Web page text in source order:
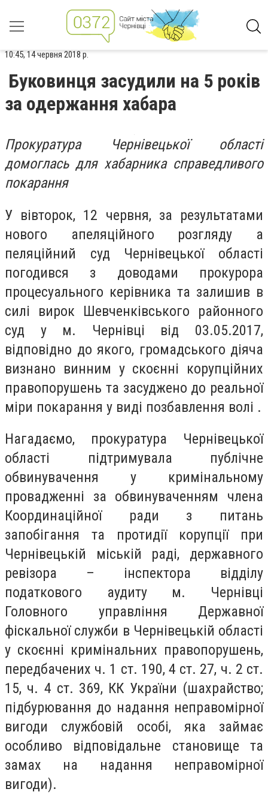
10:45, 14 червня 2018 р.
Буковинця засудили на 5 років
за одержання хабара
Прокуратура Чернівецької області
домоглась для хабарника справедливого
покарання
У вівторок, 12 червня, за результатами
нового апеляційного розгляду а
пеляційний суд Чернівецької області
погодився з доводами прокурора
процесуального керівника та залишив в
силі вирок Шевченківського районного
суд у м. Чернівці від 03.05.2017,
відповідно до якого, громадського діяча
визнано винним у скоєнні корупційних
правопорушень та засуджено до реальної
міри покарання у виді позбавлення волі .
Нагадаємо, прокуратура Чернівецької
області підтримувала публічне
обвинувачення у кримінальному
провадженні за обвинуваченням члена
Координаційної ради з питань
запобігання та протидії корупції при
Чернівецькій міській раді, державного
ревізора – інспектора відділу
податкового аудиту м. Чернівці
Головного управління Державної
фіскальної служби в Чернівецькій області
у скоєнні кримінальних правопорушень,
передбачених ч. 1 ст. 190, 4 ст. 27, ч. 2 ст.
15, ч. 4 ст. 369, КК України (шахрайство;
підбурювання до надання неправомірної
вигоди службовій особі, яка займає
особливо відповідальне становище та
замах на надання неправомірної
вигоди).